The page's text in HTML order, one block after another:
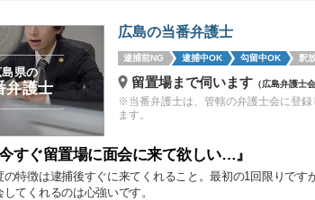
広島の当番弁護士
逮捕前NG 逮捕中OK 勾留中OK 釈
県の
弁護士 留置場まで伺います （広島弁護士会
※当番弁護士は、管轄の弁護士会に登
ます。
今すぐ留置場に面会に来て欲しい…』
の特徴は逮捕後すぐに来てくれること。最初の1回限りです
てくれるのは心強いです。